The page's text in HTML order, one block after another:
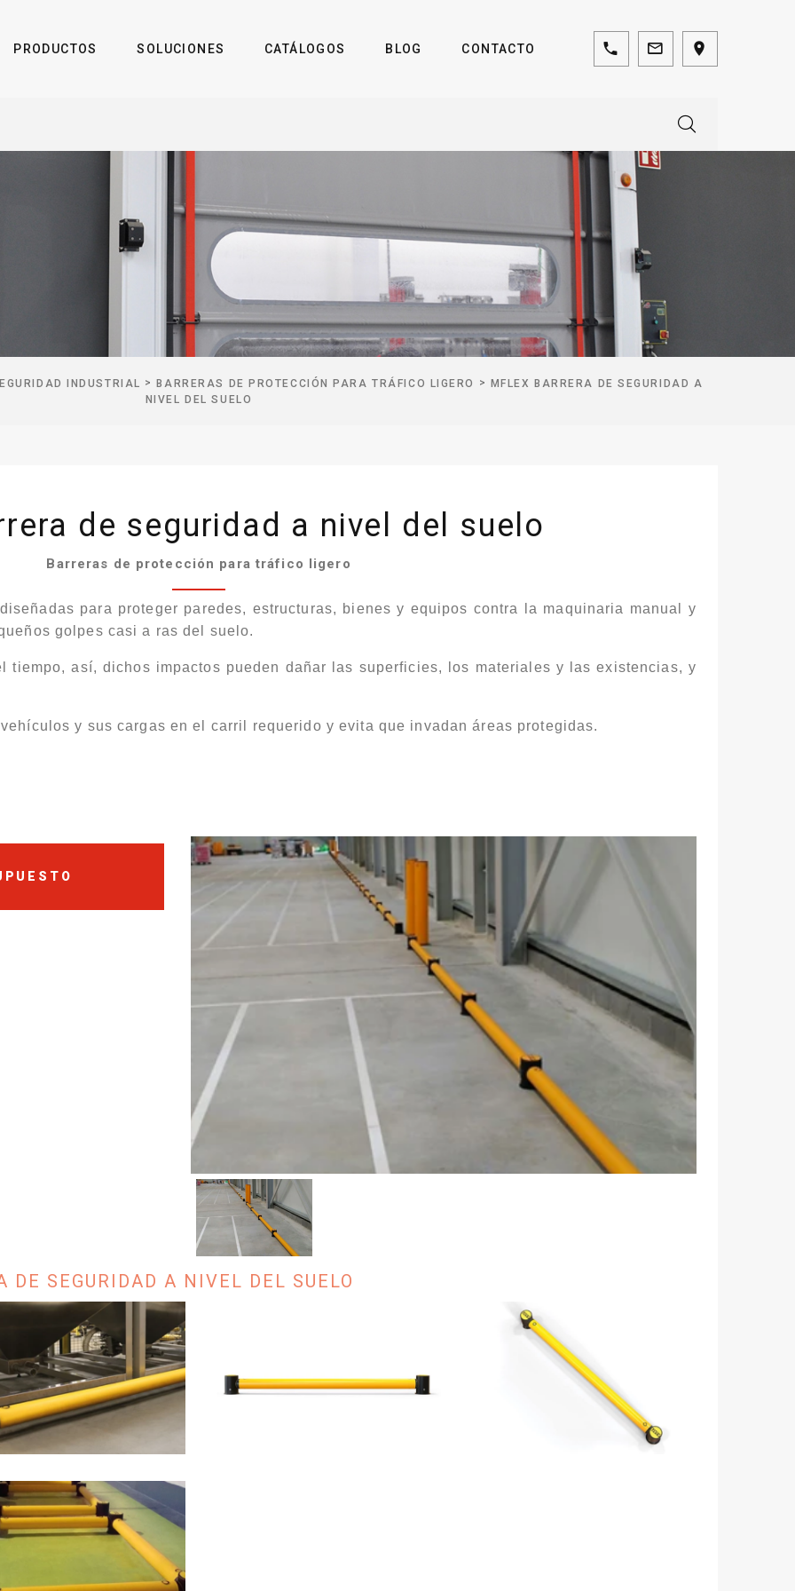
PRODUCTOS SOLUCIONES CATÁLOGOS BLOG CONTACTO
INDUSTRIAL >BARRERAS DE PROTECCIÓN PARA TRÁFICO LIGERO > MFLEX BARRERA DE SEGURIDAD A
NIVEL DEL SUELO
de seguridad a nivel del suelo
Barreras de protección para tráfico ligero
para proteger paredes, estructuras, bienes y equipos contra la maquinaria manual y
golpes casi a ras del suelo.
tiempo, así, dichos impactos pueden dañar las superficies, los materiales y las existencias, y
y sus cargas en el carril requerido y evita que invadan áreas protegidas.
SEGURIDAD A NIVEL DEL SUELO